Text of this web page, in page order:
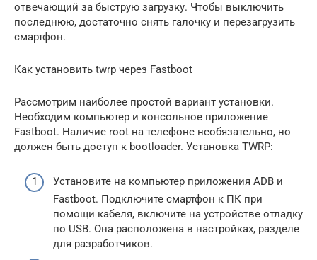
отвечающий за быструю загрузку. Чтобы выключить
последнюю, достаточно снять галочку и перезагрузить
смартфон.
Как установить twrp через Fastboot
Рассмотрим наиболее простой вариант установки.
Необходим компьютер и консольное приложение
Fastboot. Наличие root на телефоне необязательно, но
должен быть доступ к bootloader. Установка TWRP:
Установите на компьютер приложения ADB и
Fastboot. Подключите смартфон к ПК при
помощи кабеля, включите на устройстве отладку
по USB. Она расположена в настройках, разделе
для разработчиков.